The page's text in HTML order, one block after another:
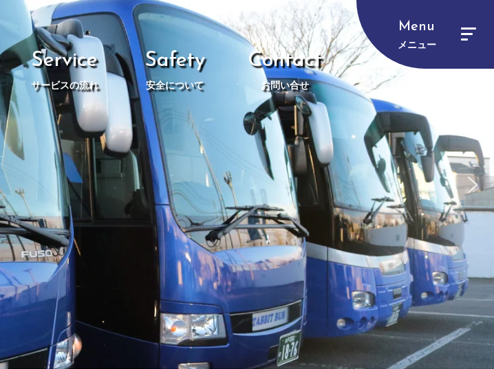
Service
サービスの流れ
Safety
安全について
Contact
お問い合せ
Menu
メニュー